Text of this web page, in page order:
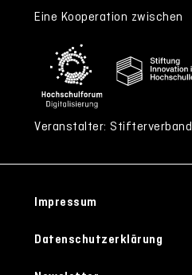
Eine Kooperation zwischen
Veranstalter: Stifterverband
Impressum
Datenschutzerklärung